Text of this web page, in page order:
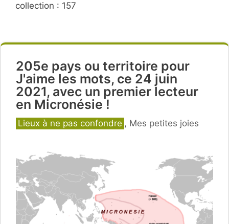
collection : 157
205e pays ou territoire pour
J'aime les mots, ce 24 juin
2021, avec un premier lecteur
en Micronésie !
Catégories
Lieux à ne pas confondre , Mes petites joies